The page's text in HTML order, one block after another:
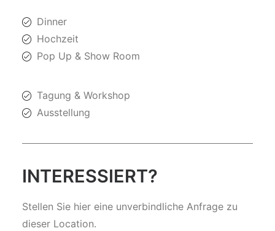
Dinner
Hochzeit
Pop Up & Show Room
Tagung & Workshop
Ausstellung
INTERESSIERT?
Stellen Sie hier eine unverbindliche Anfrage zu
dieser Location.